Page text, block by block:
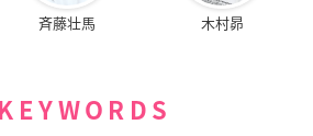
斉藤壮馬 木村昴
KEYWORDS